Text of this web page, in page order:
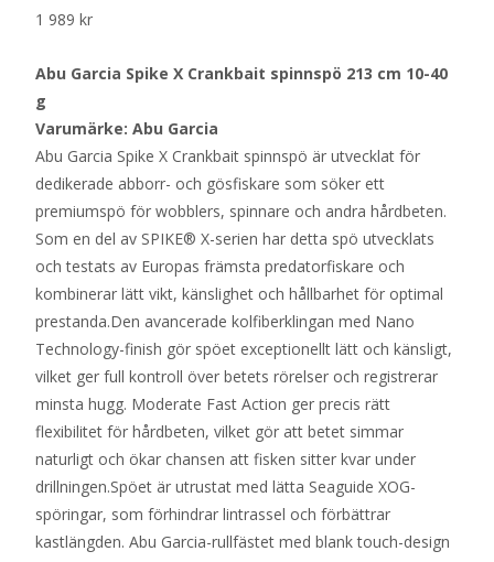
1 989 kr
Abu Garcia Spike X Crankbait spinnspö 213 cm 10-40
g
Varumärke: Abu Garcia
Abu Garcia Spike X Crankbait spinnspö är utvecklat för
dedikerade abborr- och gösfiskare som söker ett
premiumspö för wobblers, spinnare och andra hårdbeten.
Som en del av SPIKE® X-serien har detta spö utvecklats
och testats av Europas främsta predatorfiskare och
kombinerar lätt vikt, känslighet och hållbarhet för optimal
prestanda.Den avancerade kolfiberklingan med Nano
Technology-finish gör spöet exceptionellt lätt och känsligt,
vilket ger full kontroll över betets rörelser och registrerar
minsta hugg. Moderate Fast Action ger precis rätt
flexibilitet för hårdbeten, vilket gör att betet simmar
naturligt och ökar chansen att fisken sitter kvar under
drillningen.Spöet är utrustat med lätta Seaguide XOG-
spöringar, som förhindrar lintrassel och förbättrar
kastlängden. Abu Garcia-rullfästet med blank touch-design